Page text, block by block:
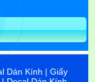
Dán Kính |Giấy